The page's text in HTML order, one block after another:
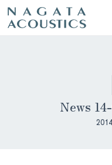
News 14-